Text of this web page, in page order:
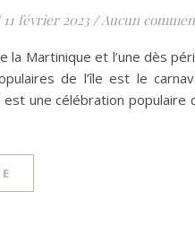
11 février 2023 /Aucun
la Martinique et l’une dès
de l’île est le
est une célébration populaire